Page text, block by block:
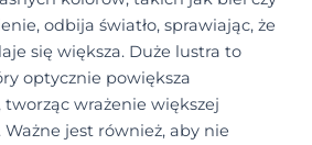
odbija światło, sprawiając, że
się większa. Duże lustra to
optycznie powiększa
tworząc wrażenie większej
jest również, aby nie